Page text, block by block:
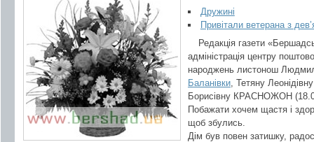
Дружині
Привітали ветерана з
Редакція газети
адміністрація центру
народжень листонош
Баланівки , Тетяну
Борисівну КРАСНОЖОН
Побажати хочем щастя і
щоб збулись.
Дім був повен затишку,